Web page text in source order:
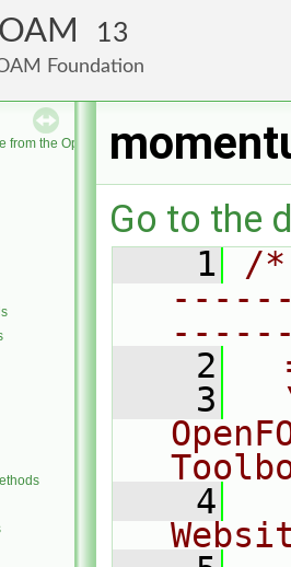
13
Foundation
from the OpenFOAM Foundation
Go to the
    1
/
    2
    3
    4